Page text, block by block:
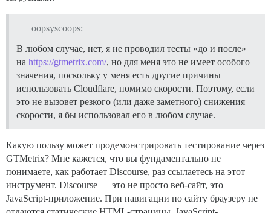
oopsyscoops:
В любом случае, нет, я не проводил тесты «до и после»
на https://gtmetrix.com/, но для меня это не имеет особого
значения, поскольку у меня есть другие причины
использовать Cloudflare, помимо скорости. Поэтому, если
это не вызовет резкого (или даже заметного) снижения
скорости, я бы использовал его в любом случае.
Какую пользу может продемонстрировать тестирование через
GTMetrix? Мне кажется, что вы фундаментально не
понимаете, как работает Discourse, раз ссылаетесь на этот
инструмент. Discourse — это не просто веб-сайт, это
JavaScript-приложение. При навигации по сайту браузеру не